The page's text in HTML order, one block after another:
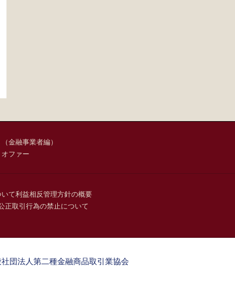
金融事業者編）
ファー
て利益相反管理方針の概要
正取引行為の禁止について
団法人第二種金融商品取引業協会